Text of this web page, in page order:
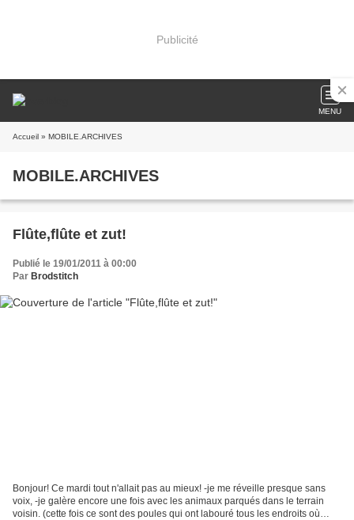
Publicité
MENU
Accueil » MOBILE.ARCHIVES
MOBILE.ARCHIVES
Flûte,flûte et zut!
Publié le 19/01/2011 à 00:00
Par Brodstitch
Bonjour! Ce mardi tout n'allait pas au mieux! -je me réveille presque sans
voix, -je galère encore une fois avec les animaux parqués dans le terrain
voisin. (cette fois ce sont des poules qui ont labouré tous les endroits où